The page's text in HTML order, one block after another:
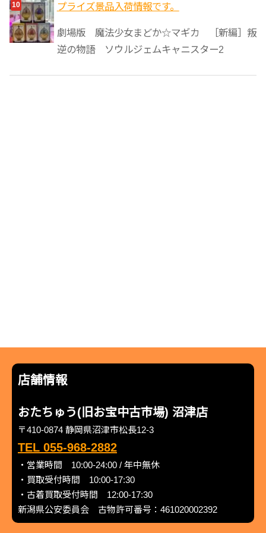
プライズ景品入荷情報です。
劇場版 魔法少女まどか☆マギカ ［新編］叛
逆の物語 ソウルジェムキャニスター2
店舗情報
おたちゅう(旧お宝中古市場) 沼津店
〒410-0874 静岡県沼津市松長12-3
TEL 055-968-2882
・営業時間 10:00-24:00 / 年中無休
・買取受付時間 10:00-17:30
・古着買取受付時間 12:00-17:30
新潟県公安委員会 古物許可番号：461020002392